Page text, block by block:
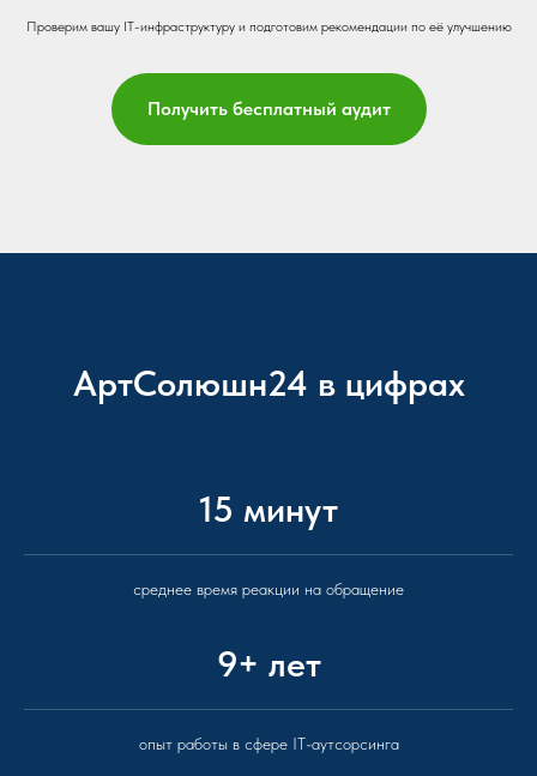
Проверим вашу IT-инфраструктуру и подготовим рекомендации по её улучшению
Получить бесплатный аудит
АртСолюшн24 в цифрах
15 минут
среднее время реакции на обращение
9+ лет
опыт работы в сфере IT-аутсорсинга